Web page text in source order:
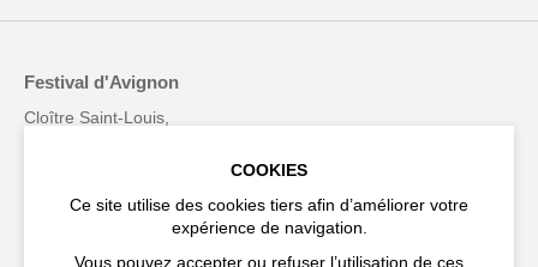
Festival d'Avignon
Cloître Saint-Louis,
+33 (0)4 90 27 66 50
COOKIES
Ce site utilise des cookies tiers afin d’améliorer votre
expérience de navigation.
Vous pouvez accepter ou refuser l’utilisation de ces